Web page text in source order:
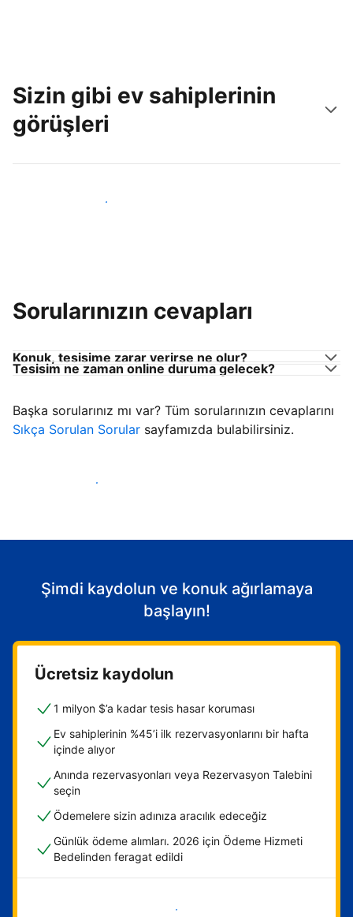
Sizin gibi ev sahiplerinin
görüşleri
Tesis sahipleri arasına katıl
Sorularınızın cevapları
Konuk, tesisime zarar verirse ne olur?
Tesisim ne zaman online duruma gelecek?
Başka sorularınız mı var? Tüm sorularınızın cevaplarını
Sıkça Sorulan Sorular sayfamızda bulabilirsiniz.
Konuk ağırlamaya başla
Şimdi kaydolun ve konuk ağırlamaya
başlayın!
Ücretsiz kaydolun
1 milyon $’a kadar tesis hasar koruması
Ev sahiplerinin %45’i ilk rezervasyonlarını bir hafta
içinde alıyor
Anında rezervasyonları veya Rezervasyon Talebini
seçin
Ödemelere sizin adınıza aracılık edeceğiz
Günlük ödeme alımları. 2026 için Ödeme Hizmeti
Bedelinden feragat edildi
Hemen başla